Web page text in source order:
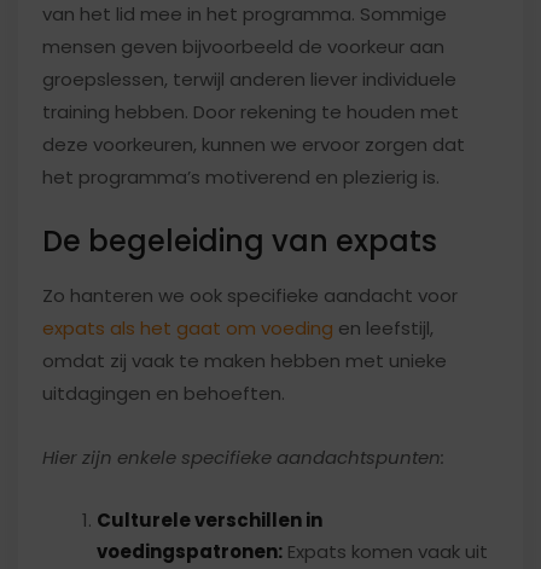
van het lid mee in het programma. Sommige
mensen geven bijvoorbeeld de voorkeur aan
groepslessen, terwijl anderen liever individuele
training hebben. Door rekening te houden met
deze voorkeuren, kunnen we ervoor zorgen dat
het programma’s motiverend en plezierig is.
De begeleiding van expats
Zo hanteren we ook specifieke aandacht voor
expats als het gaat om voeding en leefstijl,
omdat zij vaak te maken hebben met unieke
uitdagingen en behoeften.
Hier zijn enkele specifieke aandachtspunten:
Culturele verschillen in
voedingspatronen: Expats komen vaak uit